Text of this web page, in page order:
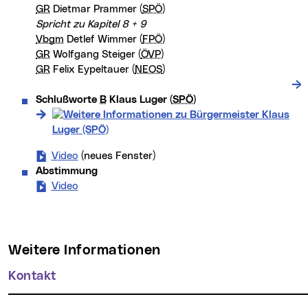
GR Dietmar Prammer (SPÖ)
Spricht zu Kapitel 8 + 9
Vbgm Detlef Wimmer ( FPÖ)
GR Wolfgang Steiger (ÖVP)
GR Felix Eypeltauer ( NEOS)
Schlußworte B Klaus Luger (SPÖ)
Video - SchlussworteB
(neues Fenster)
Abstimmung
Video
Weitere Informationen
Kontakt